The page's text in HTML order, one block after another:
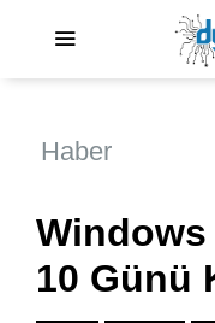
Haber
Windows
10 Günü